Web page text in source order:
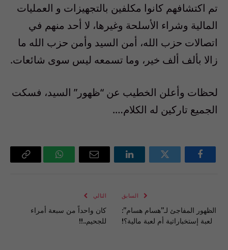
تم اكتشافهم كانوا مكلفين بالتجهيزات و العمليات
المالية وشراء الأسلحة وغيرها، لا أحد منهم في
اتصالات حزب الله، أمن السيد وأمن حزب الله ما
زالا بألف ألف خير، وما تسمعه ليس سوى شائعات.
لحظات وأعلن الخطيب عن “ظهور” السيد، فسكت
الجميع تاركين له الكلام….
فيسبوك تويتر لينكدإن
البريد
واتساب Copy
السابق
الظهور المفاجئ لـ”هسام هسام”:
لعبة إستخباراتية أم لعبة مالية؟!
التالي
كان واحداً من سبعة أمراء
للجحيم..!!